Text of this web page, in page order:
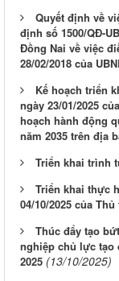
Quyết định về
định số 1500/QĐ-
Đồng Nai về việc
28/02/2018 của
Kế hoạch triển
ngày 23/01/2025
hoạch hành động
năm 2035 trên địa
Triển khai trình
Triển khai thực
04/10/2025 của
Thúc đẩy tạo
nghiệp chủ lực tạo
2025 (13/10/2025)